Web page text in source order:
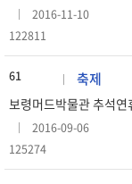
2016-11-10
122811
61 축제
보령머드박물관 추석
2016-09-06
125274